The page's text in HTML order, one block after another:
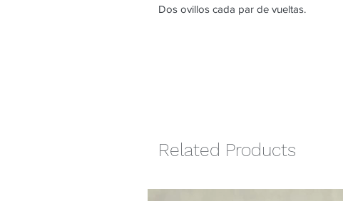
Dos ovillos cada par de vueltas.
Related Products